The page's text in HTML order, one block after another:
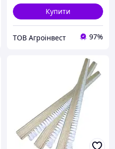
Купити
ТОВ Агроінвест 97%